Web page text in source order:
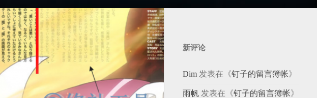
新评论
Dim 发表在《钉子的留言簿帐》
雨帆 发表在《钉子的留言簿帐》